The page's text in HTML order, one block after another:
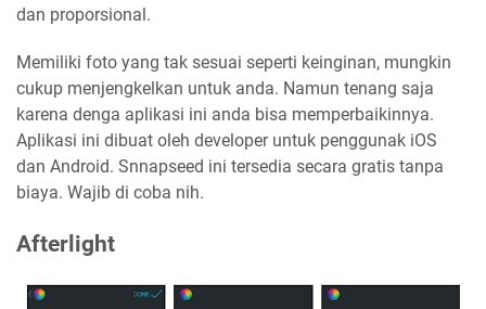
dan proporsional.
Memiliki foto yang tak sesuai seperti keinginan, mungkin
cukup menjengkelkan untuk anda. Namun tenang saja
karena denga aplikasi ini anda bisa memperbaikinnya.
Aplikasi ini dibuat oleh developer untuk penggunak iOS
dan Android. Snnapseed ini tersedia secara gratis tanpa
biaya. Wajib di coba nih.
Afterlight